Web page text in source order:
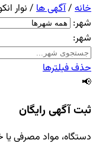
خانه /آگهی ها / نوار
شهر:
شهر:
حذف فیلترها
📢
ثبت آگهی رایگان
دستگاه، مواد مصرفی